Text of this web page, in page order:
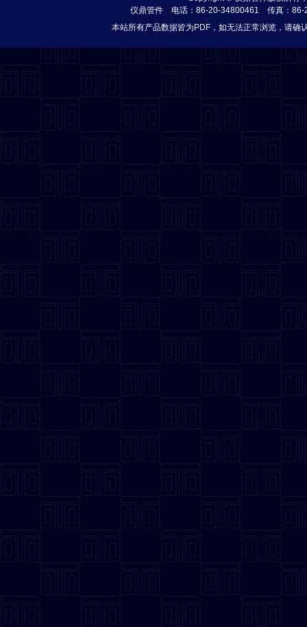
仪鼎管件 电话：86-20-34800461 传真：
本站所有产品数据皆为PDF，如无法正常浏览，请